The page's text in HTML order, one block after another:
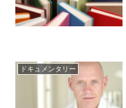
ドキュメンタリー